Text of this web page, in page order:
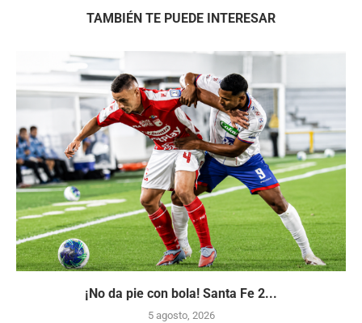
TAMBIÉN TE PUEDE INTERESAR
¡No da pie con bola! Santa Fe 2...
5 agosto, 2026